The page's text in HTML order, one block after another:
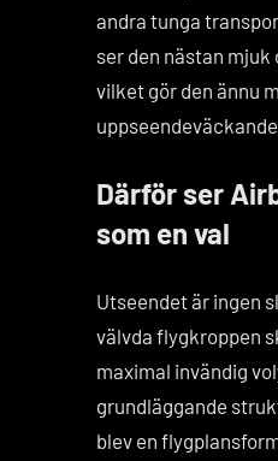
andra tunga
ser den nästan mjuk
vilket gör den ännu
Därför ser
som en val
Utseendet är ingen
välvda flygkroppen
maximal invändig
grundläggande
blev en